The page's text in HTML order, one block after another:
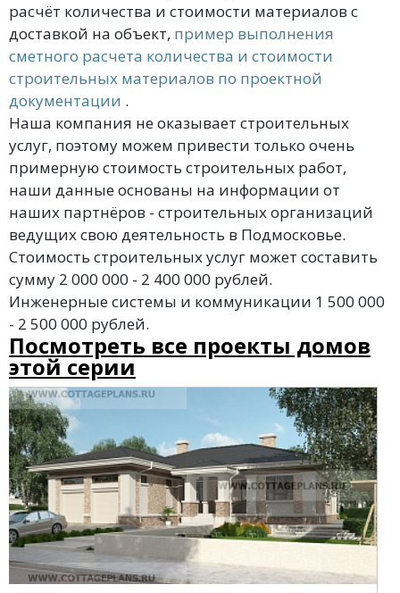
расчёт количества и стоимости материалов с
доставкой на объект, пример выполнения
сметного расчета количества и стоимости
строительных материалов по проектной
документации .
Наша компания не оказывает строительных
услуг, поэтому можем привести только очень
примерную стоимость строительных работ,
наши данные основаны на информации от
наших партнёров - строительных организаций
ведущих свою деятельность в Подмосковье.
Стоимость строительных услуг может составить
сумму 2 000 000 - 2 400 000 рублей.
Инженерные системы и коммуникации 1 500 000
- 2 500 000 рублей.
Посмотреть все проекты домов
этой серии